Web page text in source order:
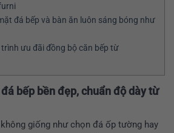
đá bếp và bàn ăn luôn sáng bóng như
ưu đãi đồng bộ căn bếp từ
bếp bền đẹp, chuẩn độ dày từ
giống như chọn đá ốp tường hay